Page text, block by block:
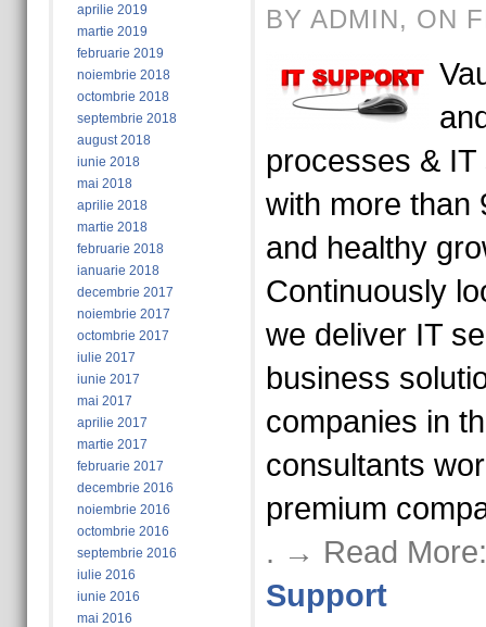
aprilie 2019
martie 2019
februarie 2019
noiembrie 2018
octombrie 2018
septembrie 2018
august 2018
iunie 2018
mai 2018
aprilie 2018
martie 2018
februarie 2018
ianuarie 2018
decembrie 2017
noiembrie 2017
octombrie 2017
iulie 2017
iunie 2017
mai 2017
aprilie 2017
martie 2017
februarie 2017
decembrie 2016
noiembrie 2016
octombrie 2016
septembrie 2016
iulie 2016
iunie 2016
mai 2016
BY ADMIN, ON
processes &
with more than
and healthy
Continuously
we deliver IT
business
companies in
consultants
premium
. → Read
Support